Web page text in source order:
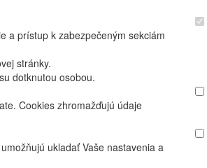
a prístup k zabezpečeným sekciám
stránky.
dotknutou osobou.
Cookies zhromažďujú údaje
ukladať Vaše nastavenia a